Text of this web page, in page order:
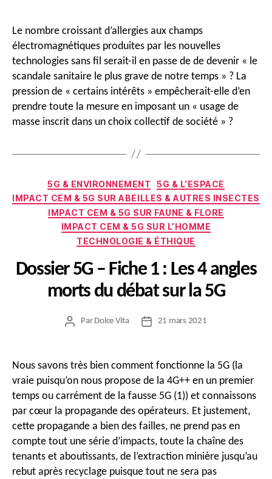
Le nombre croissant d’allergies aux champs
électromagnétiques produites par les nouvelles
technologies sans fil serait-il en passe de de devenir « le
scandale sanitaire le plus grave de notre temps » ? La
pression de « certains intérêts » empêcherait-elle d’en
prendre toute la mesure en imposant un « usage de
masse inscrit dans un choix collectif de société » ?
Catégories
5G & ENVIRONNEMENT
5G & L’ESPACE
IMPACT CEM & 5G SUR ABEILLES & AUTRES INSECTES
IMPACT CEM & 5G SUR FAUNE & FLORE
IMPACT CEM & 5G SUR L’HOMME
TECHNOLOGIE & ÉTHIQUE
Dossier 5G – Fiche 1 : Les 4 angles
morts du débat sur la 5G
Auteur
Par Dolce Vita
Date21 mars 2021
Nous savons très bien comment fonctionne la 5G (la
vraie puisqu’on nous propose de la 4G++ en un premier
temps ou carrément de la fausse 5G (1)) et connaissons
par cœur la propagande des opérateurs. Et justement,
cette propagande a bien des failles, ne prend pas en
compte tout une série d’impacts, toute la chaîne des
tenants et aboutissants, de l’extraction minière jusqu’au
rebut après recyclage puisque tout ne sera pas